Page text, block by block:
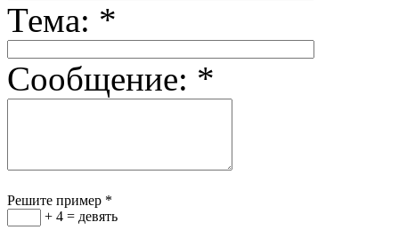
Тема: *
Сообщение: *
Решите пример *
+ 4 = девять